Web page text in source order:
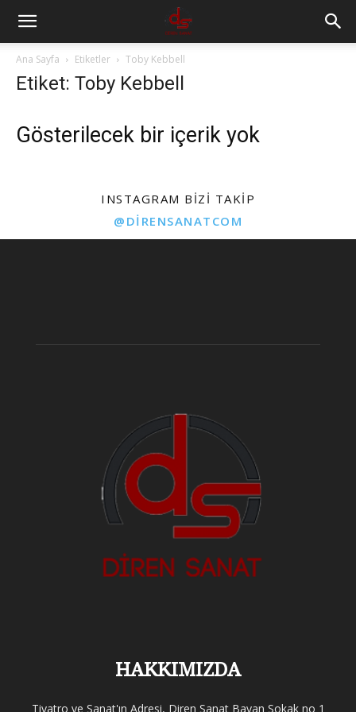
Ana Sayfa Etiketler Toby Kebbell
Etiket: Toby Kebbell
Gösterilecek bir içerik yok
INSTAGRAM BIZI TAKIP
@DIRENSANATCOM
HAKKIMIZDA
Tiyatro ve Sanat'ın Adresi, Diren Sanat Bayan Sokak no 1